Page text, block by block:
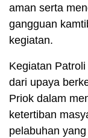
aman serta
gangguan
kegiatan.
Kegiatan
dari upaya
Priok dalam
ketertiban
pelabuhan